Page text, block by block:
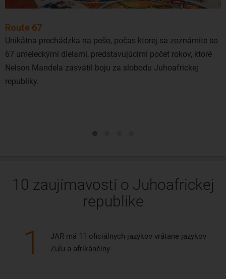
Route 67
Unikátna prechádzka na pešo, počas ktorej sa zoznámite so
67 umeleckými dielami, predstavujúcimi počet rokov, ktoré
Nelson Mandela zasvätil boju za slobodu Juhoafrickej
republiky.
10 zaujímavostí o Juhoafrickej
republike
1
JAR má 11 oficiálnych jazykov vrátane jazykov
Zulu a afrikánčiny